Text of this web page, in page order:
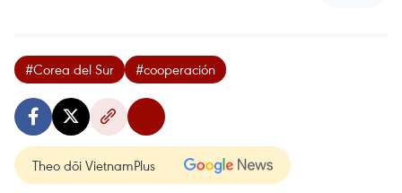
#Corea del Sur #cooperación
Theo dõi VietnamPlus